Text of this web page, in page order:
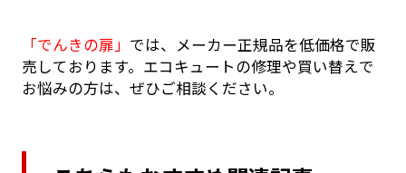
「でんきの扉」 では、メーカー正規品を低価格で販
売しております。エコキュートの修理や買い替えで
お悩みの方は、ぜひご相談ください。